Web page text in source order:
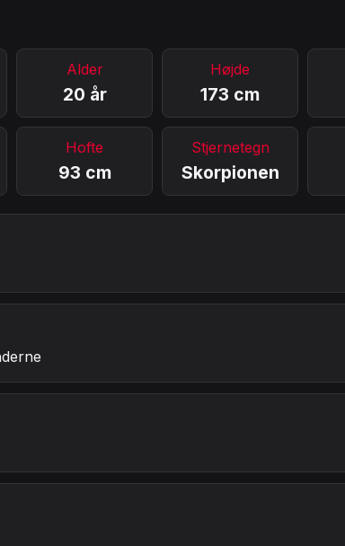
Alder
20 år
Højde
173 cm
Hofte
93 cm
Stjernetegn
Skorpionen